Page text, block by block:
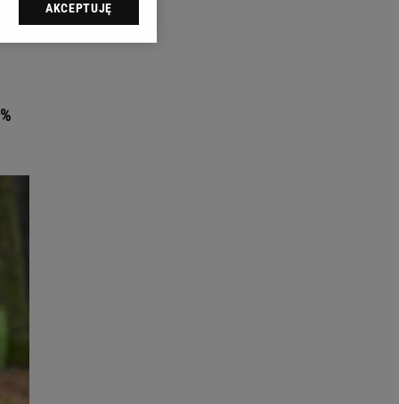
sp. z o.o., jej
swoje preferencje
AKCEPTUJĘ